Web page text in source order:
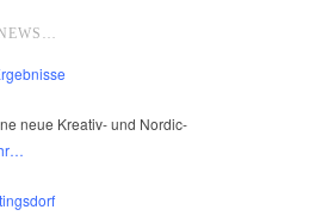
neue Kreativ- und Nordic-